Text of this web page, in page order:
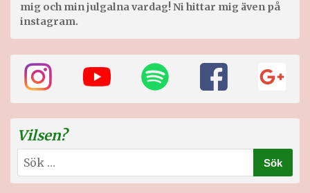
mig och min julgalna vardag! Ni hittar mig även på
instagram.
Vilsen?
Sök
efter: